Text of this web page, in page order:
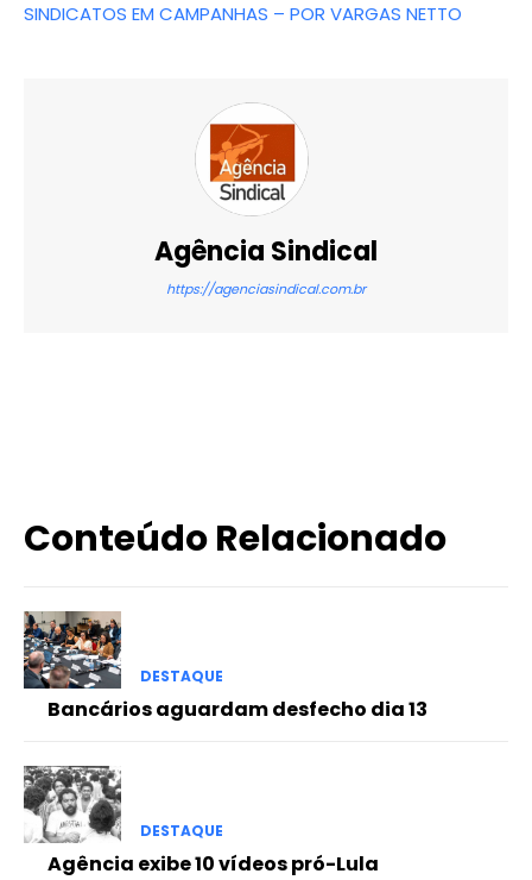
SINDICATOS EM CAMPANHAS – POR VARGAS NETTO
Agência Sindical
https://agenciasindical.com.br
Conteúdo Relacionado
DESTAQUE
Bancários aguardam desfecho dia 13
DESTAQUE
Agência exibe 10 vídeos pró-Lula